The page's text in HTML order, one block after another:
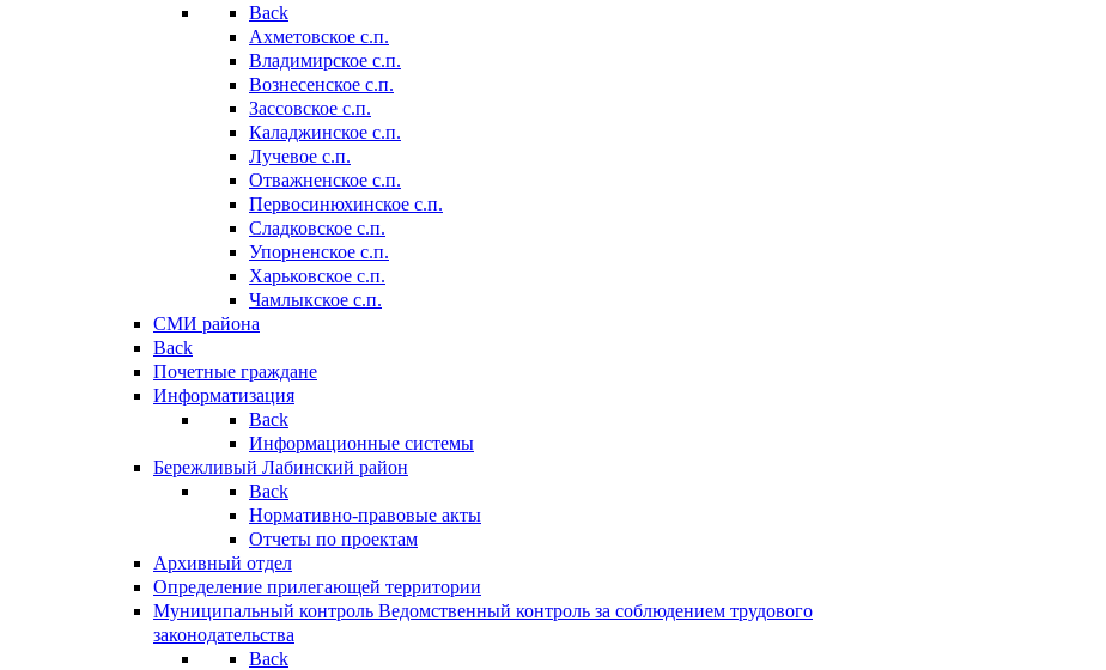
Back
Ахметовское с.п.
Владимирское с.п.
Вознесенское с.п.
Зассовское с.п.
Каладжинское с.п.
Лучевое с.п.
Отважненское с.п.
Первосинюхинское с.п.
Сладковское с.п.
Упорненское с.п.
Харьковское с.п.
Чамлыкское с.п.
СМИ района
Back
Почетные граждане
Информатизация
Back
Информационные системы
Бережливый Лабинский район
Back
Нормативно-правовые акты
Отчеты по проектам
Архивный отдел
Определение прилегающей территории
Муниципальный контроль Ведомственный контроль за соблюдением трудового
законодательства
Back